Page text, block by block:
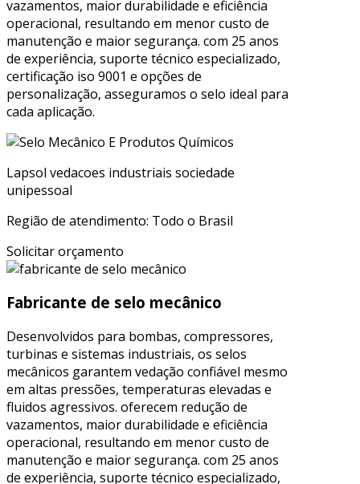
vazamentos, maior durabilidade e eficiência
operacional, resultando em menor custo de
manutenção e maior segurança. com 25 anos
de experiência, suporte técnico especializado,
certificação iso 9001 e opções de
personalização, asseguramos o selo ideal para
cada aplicação.
Lapsol vedacoes industriais sociedade
unipessoal
Região de atendimento: Todo o Brasil
Solicitar orçamento
Fabricante de selo mecânico
Desenvolvidos para bombas, compressores,
turbinas e sistemas industriais, os selos
mecânicos garantem vedação confiável mesmo
em altas pressões, temperaturas elevadas e
fluidos agressivos. oferecem redução de
vazamentos, maior durabilidade e eficiência
operacional, resultando em menor custo de
manutenção e maior segurança. com 25 anos
de experiência, suporte técnico especializado,